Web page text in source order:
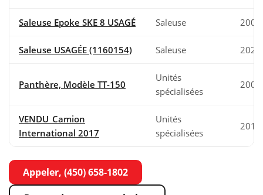
Saleuse Epoke SKE 8 USAGÉ Saleuse 2000
Saleuse USAGÉE (1160154) Saleuse 2024
Panthère, Modèle TT-150
Unités
spécialisées
2001
VENDU_Camion
International 2017
Unités
spécialisées
2017
Appeler, (450) 658-1802